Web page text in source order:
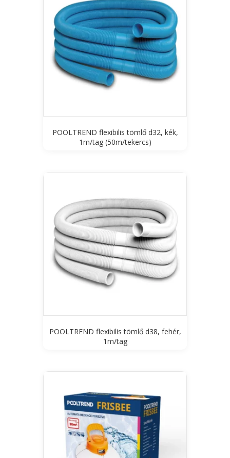
POOLTREND flexibilis tömlő d32, kék,
1m/tag (50m/tekercs)
POOLTREND flexibilis tömlő d38, fehér,
1m/tag